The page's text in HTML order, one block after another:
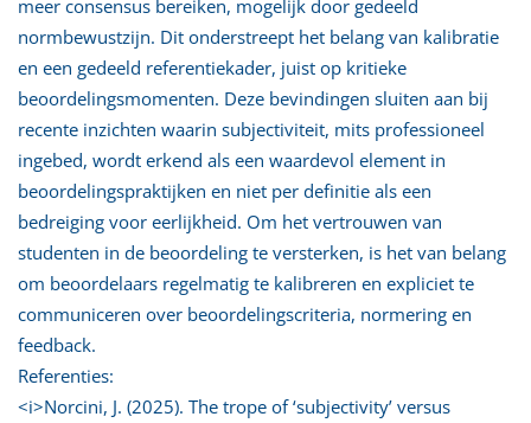
meer consensus bereiken, mogelijk door gedeeld
normbewustzijn. Dit onderstreept het belang van kalibratie
en een gedeeld referentiekader, juist op kritieke
beoordelingsmomenten. Deze bevindingen sluiten aan bij
recente inzichten waarin subjectiviteit, mits professioneel
ingebed, wordt erkend als een waardevol element in
beoordelingspraktijken en niet per definitie als een
bedreiging voor eerlijkheid. Om het vertrouwen van
studenten in de beoordeling te versterken, is het van belang
om beoordelaars regelmatig te kalibreren en expliciet te
communiceren over beoordelingscriteria, normering en
feedback.
Referenties:
<i>Norcini, J. (2025). The trope of ‘subjectivity’ versus